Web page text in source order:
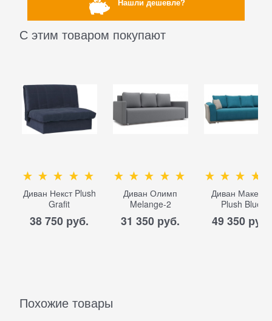
С этим товаром покупают
Диван Некст Plush
Grafit
38 750 руб.
Диван Олимп
Melange-2
31 350 руб.
Диван Макензи
Plush Blue
49 350 руб.
Похожие товары